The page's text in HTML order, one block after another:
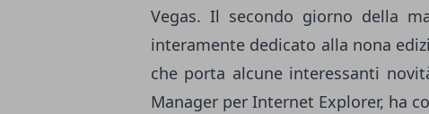
Vegas. Il secondo giorno della
interamente dedicato alla nona
che porta alcune interessanti
Manager per Internet Explorer, ha